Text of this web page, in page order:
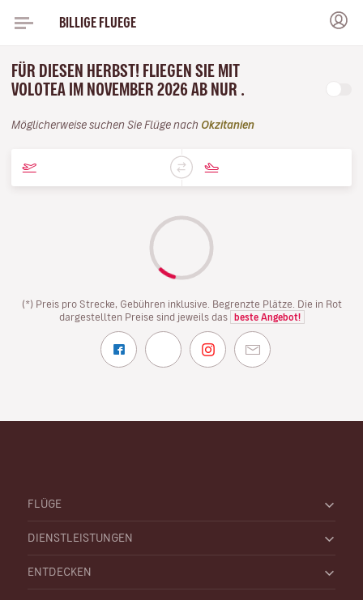
BILLIGE FLUEGE
FÜR DIESEN HERBST! FLIEGEN SIE MIT
VOLOTEA IM NOVEMBER 2026 AB NUR .
Möglicherweise suchen Sie Flüge nach Okzitanien
(*) Preis pro Strecke, Gebühren inklusive. Begrenzte Plätze. Die in Rot
dargestellten Preise sind jeweils das
beste Angebot!
FLÜGE
DIENSTLEISTUNGEN
ENTDECKEN